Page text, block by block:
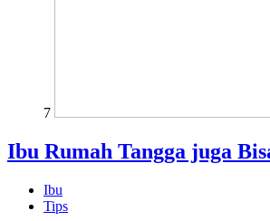
7
Ibu Rumah Tangga juga
Ibu
Tips